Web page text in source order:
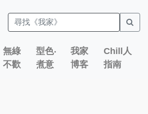
無綠
不歡
型色‧
煮意
我家
博客
Chill人
指南